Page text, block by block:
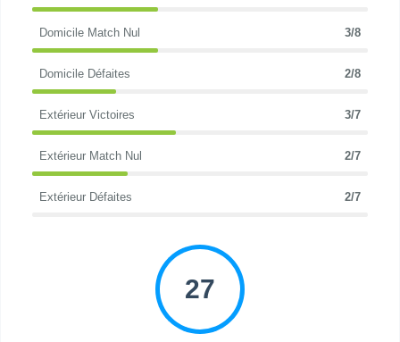
Domicile Match Nul 3/8
Domicile Défaites 2/8
Extérieur Victoires 3/7
Extérieur Match Nul 2/7
Extérieur Défaites 2/7
27